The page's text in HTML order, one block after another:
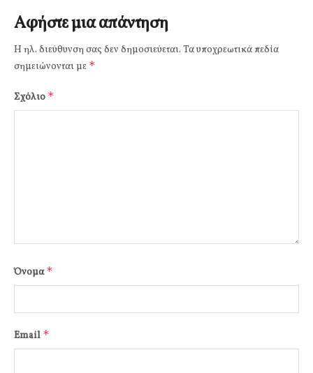
Αφήστε μια απάντηση
Η ηλ. διεύθυνση σας δεν δημοσιεύεται. Τα υποχρεωτικά πεδία
σημειώνονται με *
Σχόλιο *
Όνομα*
Email *